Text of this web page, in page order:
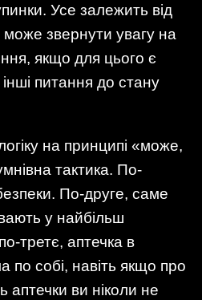
Усе залежить від
може звернути увагу на
якщо для цього є
питання до стану
на принципі «може,
тактика. По-
По-друге, саме
у найбільш
третє, аптечка в
по собі, навіть якщо про
аптечки ви ніколи не